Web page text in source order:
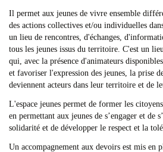
Il permet aux jeunes de vivre ensemble
des actions collectives et/ou individuelles
un lieu de rencontres, d'échanges,
tous les jeunes issus du territoire. C'est un
qui, avec la présence d'animateurs
et favoriser l'expression des jeunes, la prise
deviennent acteurs dans leur territoire et de
L'espace jeunes permet de former les
en permettant aux jeunes de s’engager et de
solidarité et de développer le respect et la
Un accompagnement aux devoirs est mis en